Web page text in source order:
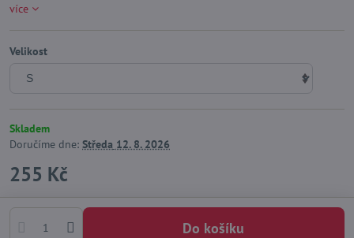
více
Velikost
Skladem
Doručíme dne: Středa 12. 8. 2026
255 Kč
Do košíku